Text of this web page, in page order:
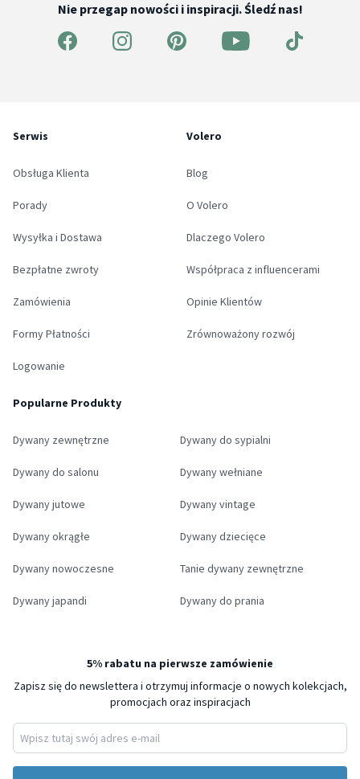
Nie przegap nowości i inspiracji. Śledź nas!
Serwis
Obsługa Klienta
Porady
Wysyłka i Dostawa
Bezpłatne zwroty
Zamówienia
Formy Płatności
Logowanie
Volero
Blog
O Volero
Dlaczego Volero
Współpraca z influencerami
Opinie Klientów
Zrównoważony rozwój
Popularne Produkty
Dywany zewnętrzne Dywany do sypialni
Dywany do salonu Dywany wełniane
Dywany jutowe Dywany vintage
Dywany okrągłe Dywany dziecięce
Dywany nowoczesne Tanie dywany zewnętrzne
Dywany japandi Dywany do prania
5% rabatu na pierwsze zamówienie
Zapisz się do newslettera i otrzymuj informacje o nowych kolekcjach,
promocjach oraz inspiracjach